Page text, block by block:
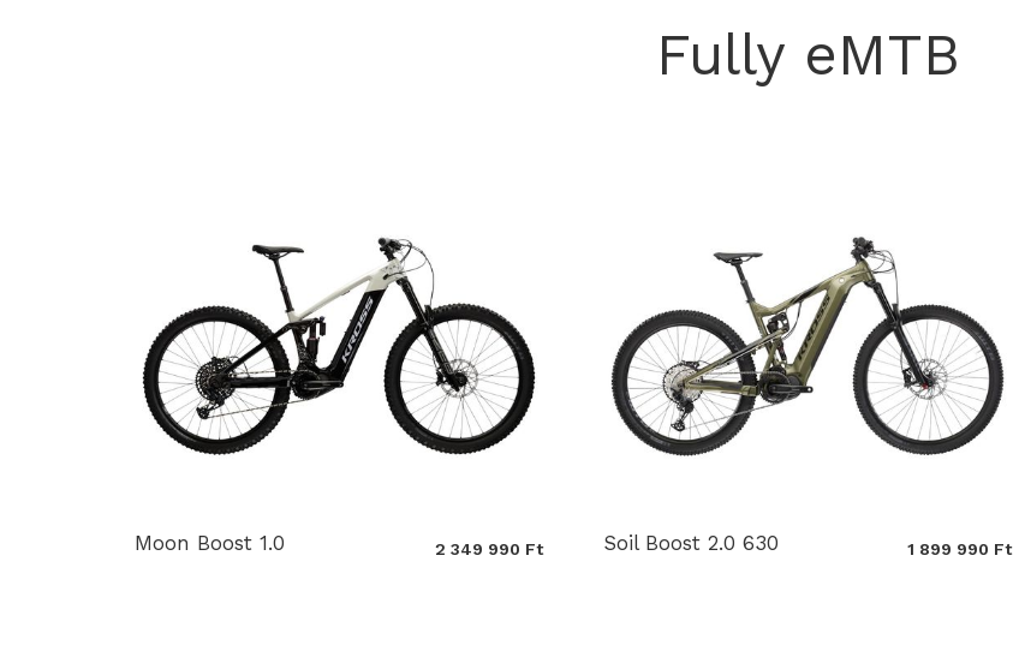
Fully eMTB
Moon Boost 1.0 2 349 990 Ft Soil Boost 2.0 630 1 899 990 Ft